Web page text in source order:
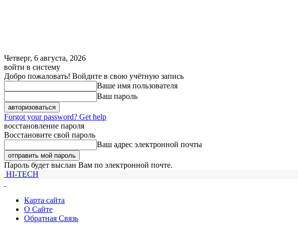
Четверг, 6 августа, 2026
войти в систему
Добро пожаловать! Войдите в свою учётную запись
Ваше имя пользователя
Ваш пароль
Forgot your password? Get help
восстановление пароля
Восстановите свой пароль
Ваш адрес электронной почты
Пароль будет выслан Вам по электронной почте.
HI-TECH
Карта сайта
О Сайте
Обратная Связь